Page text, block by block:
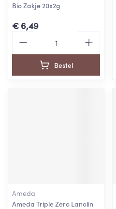
Bio Zakje 20x2g
€ 6,49
Bestel
Ameda
Ameda Triple Zero Lanolin